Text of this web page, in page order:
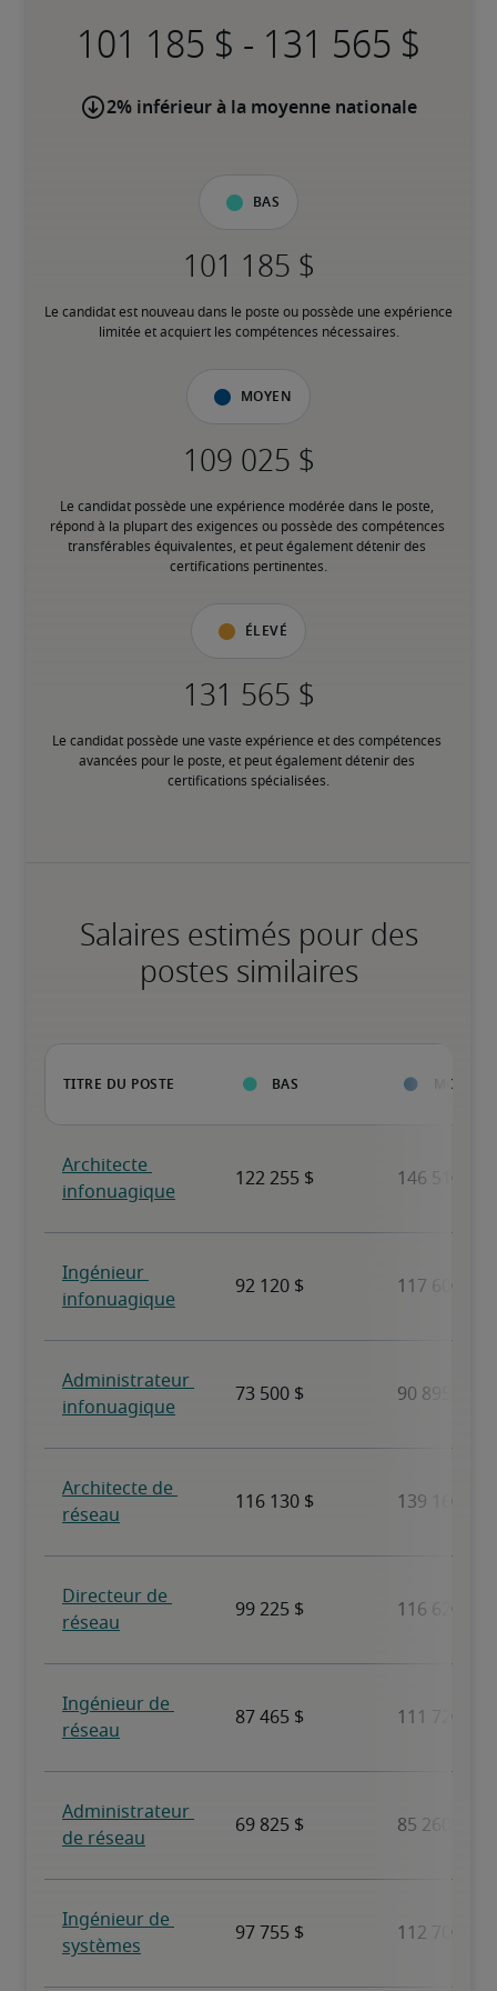
-
2% inférieur à la moyenne nationale
Bas
Le candidat est nouveau dans le poste ou possède une expérience
limitée et acquiert les compétences nécessaires.
Moyen
Le candidat possède une expérience modérée dans le poste,
répond à la plupart des exigences ou possède des compétences
transférables équivalentes, et peut également détenir des
certifications pertinentes.
Élevé
Le candidat possède une vaste expérience et des compétences
avancées pour le poste, et peut également détenir des
certifications spécialisées.
Salaires estimés pour des
postes similaires